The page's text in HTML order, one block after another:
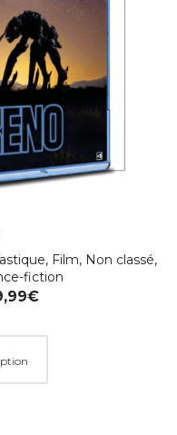
, Film, Non classé,
fiction
€